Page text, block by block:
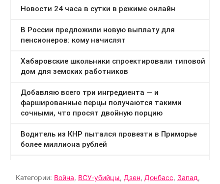
Категории: Война, ВСУ-убийцы, Дзен, Донбасс, Запад,